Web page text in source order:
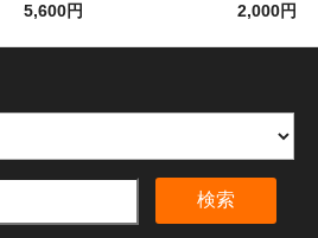
5,600円 2,000円
検索